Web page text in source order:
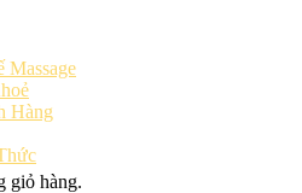
giỏ hàng.
Massage
Hàng